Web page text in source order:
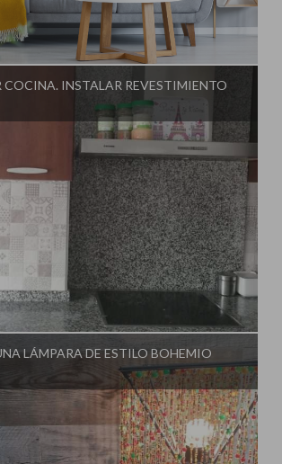
Influencer:El Taller de Ire
COCINA. INSTALAR REVESTIMIENTO
Influencer:El Taller de Ire
LÁMPARA DE ESTILO BOHEMIO